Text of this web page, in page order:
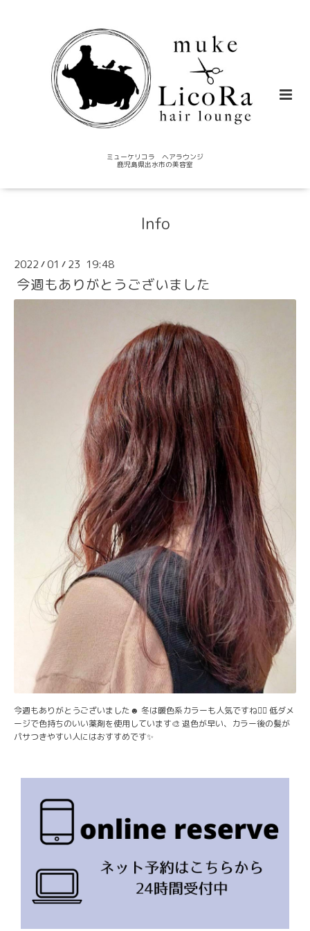
ミューケリコラ ヘアラウンジ
鹿児島県出水市の美容室
Info
2022 /01 / 23 19:48
今週もありがとうございました
今週もありがとうございました☻ 冬は暖色系カラーも人気ですね💇‍♀️ 低ダメ
ージで色持ちのいい薬剤を使用しています🎨 退色が早い、カラー後の髪が
パサつきやすい人にはおすすめです✨